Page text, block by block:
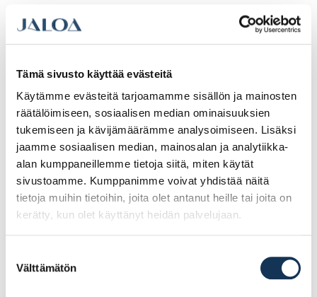
Tämä sivusto käyttää evästeitä
Käytämme evästeitä tarjoamamme sisällön ja mainosten
räätälöimiseen, sosiaalisen median ominaisuuksien
tukemiseen ja kävijämäärämme analysoimiseen. Lisäksi
jaamme sosiaalisen median, mainosalan ja analytiikka-
alan kumppaneillemme tietoja siitä, miten käytät
sivustoamme. Kumppanimme voivat yhdistää näitä
tietoja muihin tietoihin, joita olet antanut heille tai joita on
kerätty, kun olet käyttänyt heidän palvelujaan.
valinta
Välttämätön
Lisää tilauskoriin